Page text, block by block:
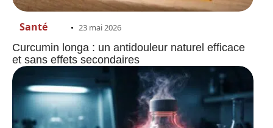
Santé 23 mai 2026
Curcumin longa : un antidouleur naturel efficace
et sans effets secondaires